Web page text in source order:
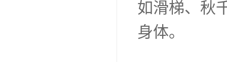
如滑梯、秋
身体。